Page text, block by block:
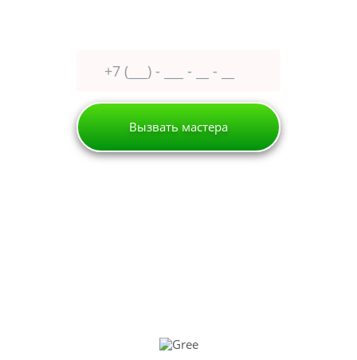
Вызвать мастера